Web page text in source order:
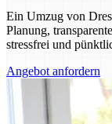
Ein Umzug von
Planung,
stressfrei und
Angebot anfordern